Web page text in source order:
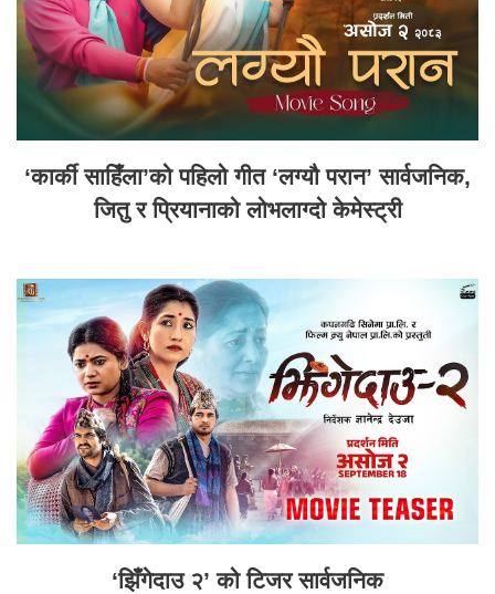
‘कार्की साहिँला’को पहिलो गीत ‘लग्यौ परान’ सार्वजनिक,
जितु र प्रियानाको लोभलाग्दो केमेस्ट्री
‘झिँगेदाउ २’ को टिजर सार्वजनिक